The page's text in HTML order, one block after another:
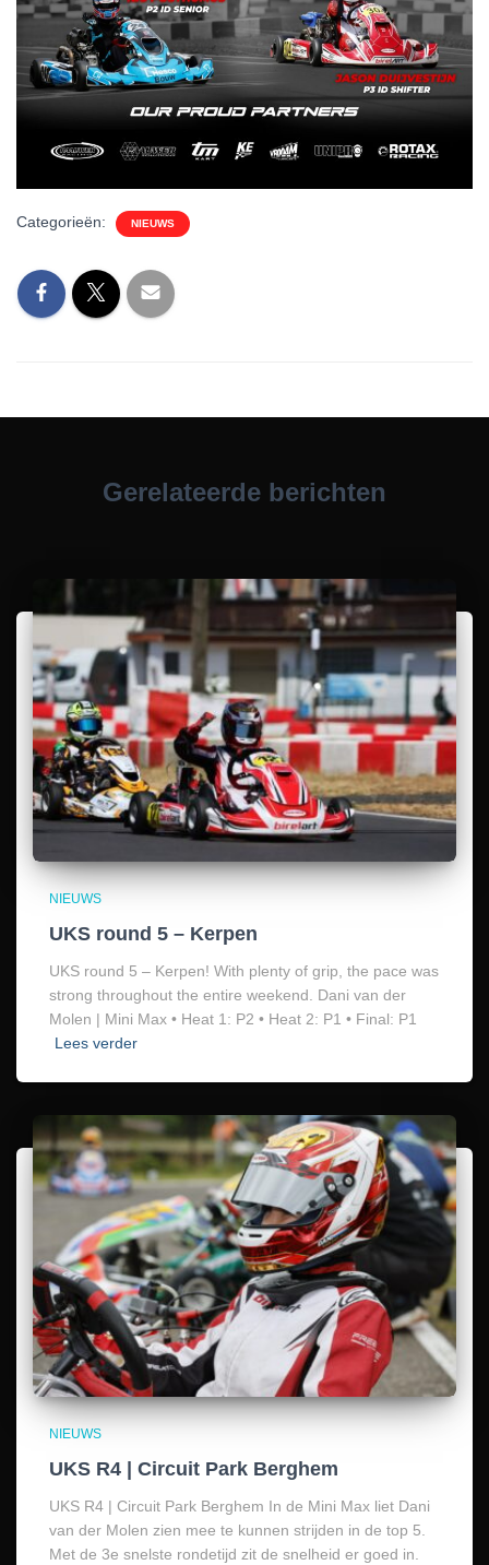
Categorieën: NIEUWS
Gerelateerde berichten
NIEUWS
UKS round 5 – Kerpen
UKS round 5 – Kerpen! With plenty of grip, the pace was
strong throughout the entire weekend. Dani van der
Molen | Mini Max • Heat 1: P2 • Heat 2: P1 • Final: P1
Lees verder
NIEUWS
UKS R4 | Circuit Park Berghem
UKS R4 | Circuit Park Berghem In de Mini Max liet Dani
van der Molen zien mee te kunnen strijden in de top 5.
Met de 3e snelste rondetijd zit de snelheid er goed in.